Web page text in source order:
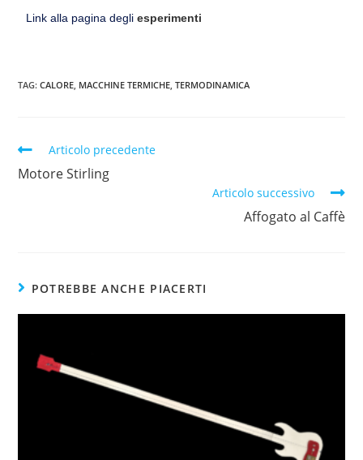
Link alla pagina degliesperimenti
TAG:CALORE MACCHINE TERMICHE TERMODINAMICA
Articolo precedente
Motore Stirling
Articolo successivo
Affogato al Caffè
POTREBBE ANCHE PIACERTI